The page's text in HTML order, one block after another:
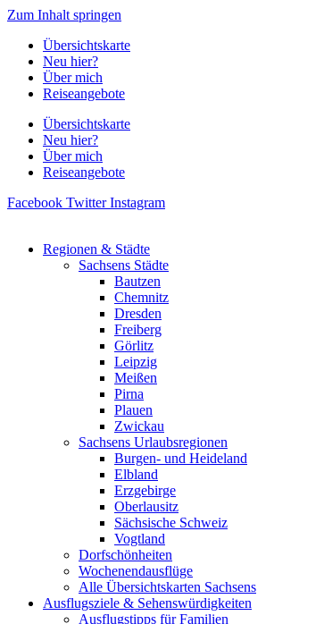
Zum Inhalt springen
Übersichtskarte
Neu hier?
Über mich
Reiseangebote
Übersichtskarte
Neu hier?
Über mich
Reiseangebote
Facebook Twitter Instagram
Regionen & Städte
Sachsens Städte
Bautzen
Chemnitz
Dresden
Freiberg
Görlitz
Leipzig
Meißen
Pirna
Plauen
Zwickau
Sachsens Urlaubsregionen
Burgen- und Heideland
Elbland
Erzgebirge
Oberlausitz
Sächsische Schweiz
Vogtland
Dorfschönheiten
Wochenendausflüge
Alle Übersichtskarten Sachsens
Ausflugsziele & Sehenswürdigkeiten
Ausflugstipps für Familien